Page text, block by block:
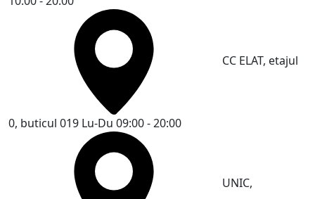
CC ELAT, etajul
0, buticul 019 Lu-Du 09:00 - 20:00
UNIC,